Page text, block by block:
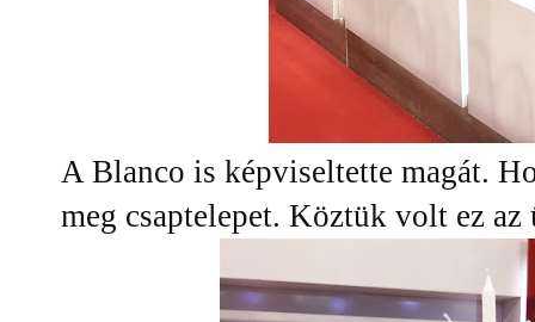
A Blanco is képviseltette magát.
meg csaptelepet. Köztük volt ez az